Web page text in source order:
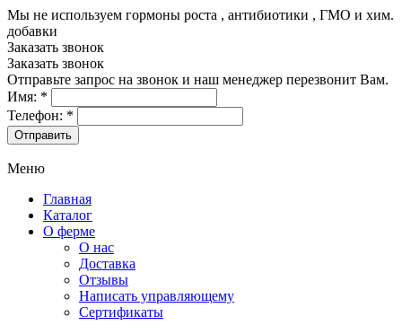
Мы не используем гормоны роста , антибиотики , ГМО и хим.
добавки
Заказать звонок
Заказать звонок
Отправьте запрос на звонок и наш менеджер перезвонит Вам.
Имя: *
Телефон: *
Меню
Главная
Каталог
О ферме
О нас
Доставка
Отзывы
Написать управляющему
Сертификаты